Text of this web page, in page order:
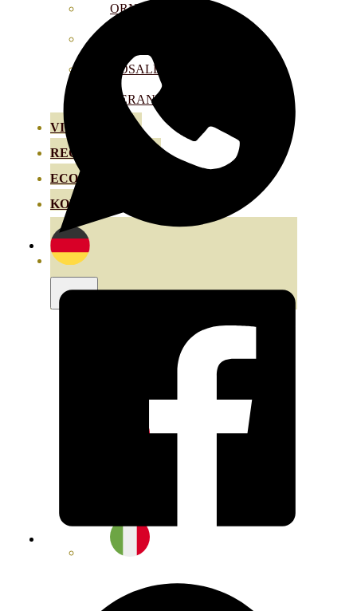
ORNAMENTALES
ROSALES
GERANIOS
VIVERO
RECURSOS
ECO-BLOG
KONTAKT